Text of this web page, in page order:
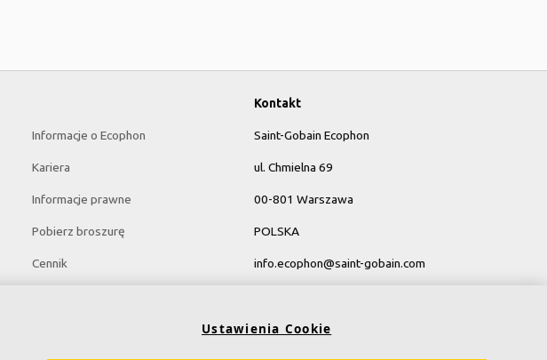
Informacje o Ecophon
Kariera
Informacje prawne
Pobierz broszurę
Cennik
Kontakt
Saint-Gobain Ecophon
ul. Chmielna 69
00-801 Warszawa
POLSKA
info.ecophon@saint-gobain.com
Ustawienia Cookie